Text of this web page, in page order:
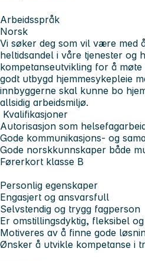
Arbeidsspråk
Norsk
Vi søker deg som vil være med
heltidsandel i våre tjenester og
kompetanseutvikling for å
godt utbygd hjemmesykepleie
innbyggerne skal kunne bo
allsidig arbeidsmiljø.
Kvalifikasjoner
Autorisasjon som
Gode kommunikasjons- og
Gode norskkunnskaper både
Førerkort klasse B
Personlig egenskaper
Engasjert og ansvarsfull
Selvstendig og trygg fagperson
Er omstillingsdyktig, fleksibel
Motiveres av å finne gode
Ønsker å utvikle kompetanse i